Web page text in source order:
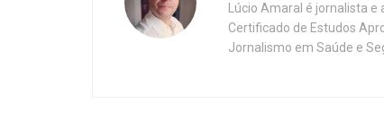
Lúcio Amaral é jornalista
Certificado de Estudos
Jornalismo em Saúde e